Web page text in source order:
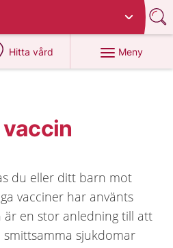
Hitta vård
på 1177.se
Meny
vaccin
du eller ditt barn mot
vacciner har använts
är en stor anledning till att
smittsamma sjukdomar